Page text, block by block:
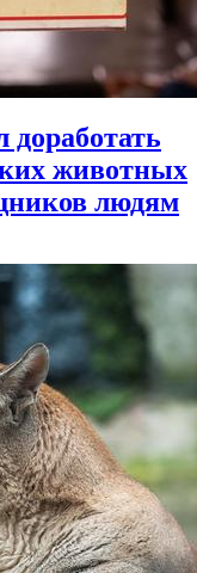
животных
людям